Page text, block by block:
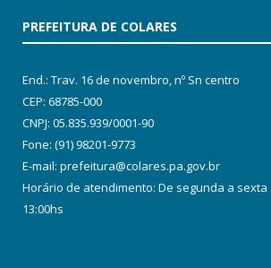
PREFEITURA DE COLARES
End.: Trav. 16 de novembro, nº Sn centro
CEP: 68785-000
CNPJ: 05.835.939/0001-90
Fone: (91) 98201-9773
E-mail: prefeitura@colares.pa.gov.br
Horário de atendimento: De segunda a sexta
13:00hs